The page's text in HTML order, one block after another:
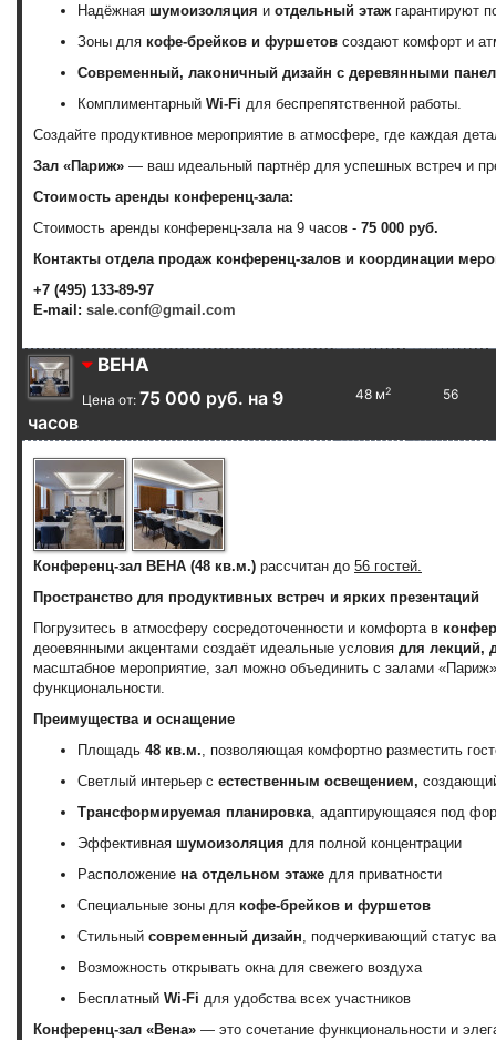
Надёжная шумоизоляция и отдельный этаж гарантируют
Зоны для кофе-брейков и фуршетов создают комфорт и
Современный, лаконичный дизайн с деревянными
Комплиментарный Wi-Fi для беспрепятственной работы.
Создайте продуктивное мероприятие в атмосфере, где каждая
Зал «Париж» — ваш идеальный партнёр для успешных встреч и
Стоимость аренды конференц-зала:
Стоимость аренды конференц-зала на 9 часов - 75 000 руб.
Контакты отдела продаж конференц-залов и координации
+7 (495) 133-89-97
E-mail: sale.conf@gmail.com
ВЕНА
Цена от: 75 000 руб. на 9
часов
48 м2 56
Конференц-зал ВЕНА (48 кв.м.) рассчитан до 56 гостей.
Пространство для продуктивных встреч и ярких презентаций
Погрузитесь в атмосферу сосредоточенности и комфорта в
деоевянными акцентами создаёт идеальные условия для лекций,
масштабное мероприятие, зал можно объединить с залами
функциональности.
Преимущества и оснащение
Площадь 48 кв.м., позволяющая комфортно разместить
Светлый интерьер с естественным освещением,
Трансформируемая планировка, адаптирующаяся под
Эффективная шумоизоляция для полной концентрации
Расположение на отдельном этаже для приватности
Специальные зоны для кофе-брейков и фуршетов
Стильный современный дизайн, подчеркивающий статус
Возможность открывать окна для свежего воздуха
Бесплатный Wi-Fi для удобства всех участников
Конференц-зал «Вена» — это сочетание функциональности и